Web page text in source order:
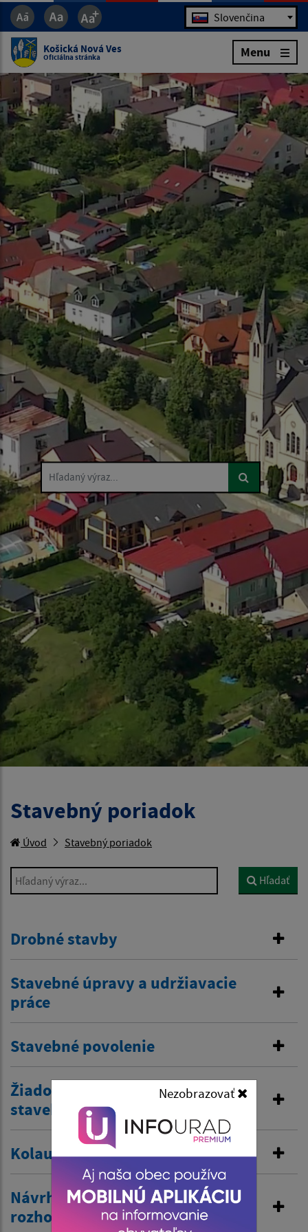
Jazyk Slovenčina
Košická Nová Ves
Oficiálna stránka Menu
Hľadaný výraz...
Stavebný poriadok
Úvod Stavebný poriadok
Hľadaný výraz... Hľadať
Drobné stavby
Stavebné úpravy a udržiavacie
práce
Stavebné povolenie
Žiadosť o predĺženie platnosti
stavebného povolenia
Kolaudačné rozhodnutie
Návrh na vydanie územného
rozhodnutia
Nezobrazovať